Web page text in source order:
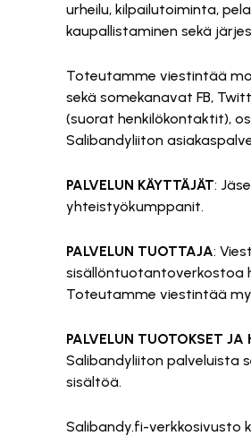
urheilu, kilpailutoiminta,
kaupallistaminen sekä
Toteutamme viestintää
sekä somekanavat FB,
(suorat henkilökontaktit),
Salibandyliiton
PALVELUN KÄYTTÄJÄT:
yhteistyökumppanit.
PALVELUN TUOTTAJA:
sisällöntuotantoverkostoa
Toteutamme viestintää
PALVELUN TUOTOKSET JA
Salibandyliiton palveluista
sisältöä.
Salibandy.fi-verkkosivusto